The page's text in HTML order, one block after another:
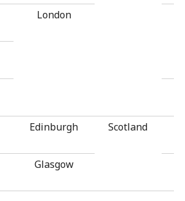
London
Edinburgh Scotland
Glasgow